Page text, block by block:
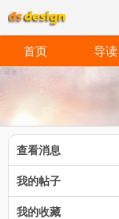
首页 导读
查看消息
我的帖子
我的收藏